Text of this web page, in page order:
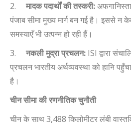
2.
मादक पदार्थों की तस्करी:
पंजाब सीमा मुख्य मार्ग बन गई है। इससे न
समस्याएँ भी उत्पन्न हो रही हैं।
3.
नकली मुद्रा प्रचलन: ISI द्वारा
प्रचलन भारतीय अर्थव्यवस्था को हानि
है।
चीन सीमा की रणनीतिक चुनौती
चीन के साथ3,488 किलोमीटर लंबी